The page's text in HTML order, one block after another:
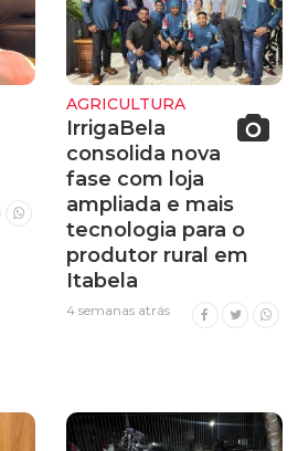
AGRICULTURA
IrrigaBela
consolida nova
fase com loja
ampliada e mais
tecnologia para o
produtor rural em
Itabela
4 semanas atrás